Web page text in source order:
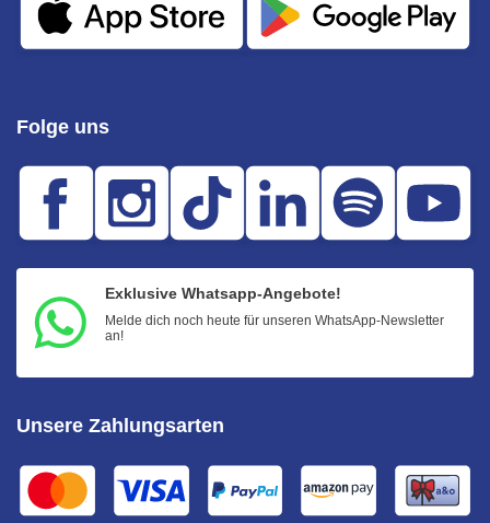
Folge uns
Exklusive Whatsapp-Angebote!
Melde dich noch heute für unseren WhatsApp-Newsletter
an!
Unsere Zahlungsarten